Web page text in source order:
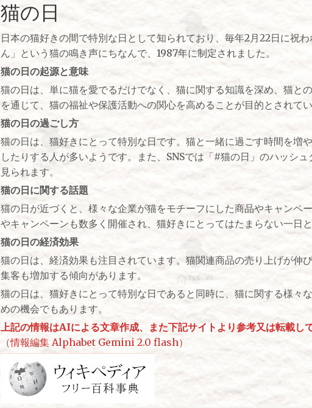
猫の日
日本の猫好きの間で特別な日として知られており、毎年2月22日に祝
ん」という猫の鳴き声にちなんで、1987年に制定されました。
猫の日の起源と意味
猫の日は、単に猫を愛でるだけでなく、猫に関する知識を深め、猫と
を通じて、猫の福祉や保護活動への関心を高めることが目的とされてい
猫の日の過ごし方
猫の日は、猫好きにとって特別な日です。猫と一緒に過ごす時間を増
したりする人が多いようです。また、SNSでは「#猫の日」のハッシ
見られます。
猫の日に関する話題
猫の日が近づくと、様々な企業が猫をモチーフにした商品やキャンペ
やキャンペーンも数多く開催され、猫好きにとってはたまらない一日と
猫の日の経済効果
猫の日は、経済効果も注目されています。猫関連商品の売り上げが伸
集客も増加する傾向があります。
猫の日は、猫好きにとって特別な日であると同時に、猫に関する様々
めの機会でもあります。
上記の情報はAIによる文章作成、また下記サイトより参考又は転載し
（情報編集 Alphabet Gemini 2.0 flash）